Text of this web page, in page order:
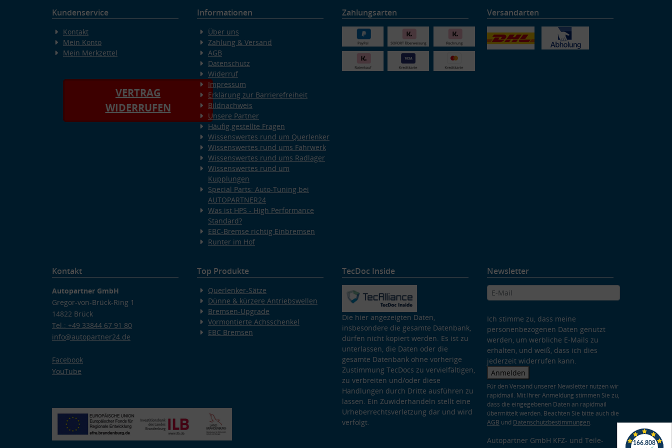
Kundenservice
Kontakt
Mein Konto
Mein Merkzettel
VERTRAG
WIDERRUFEN
Informationen
Über uns
Zahlung & Versand
AGB
Datenschutz
Widerruf
Impressum
Erklärung zur Barrierefreiheit
Bildnachweis
Unsere Partner
Häufig gestellte Fragen
Wissenswertes rund um Querlenker
Wissenswertes rund ums Fahrwerk
Wissenswertes rund ums Radlager
Wissenswertes rund um
Kupplungen
Special Parts: Auto-Tuning bei
AUTOPARTNER24
Was ist HPS - High Performance
Standard?
EBC-Bremse richtig Einbremsen
Runter im Hof
Zahlungsarten Versandarten
Kontakt
Autopartner GmbH
Gregor-von-Brück-Ring 1
14822 Brück
Tel.: +49 33844 67 91 80
info@autopartner24.de
Facebook
YouTube
Top Produkte
Querlenker-Sätze
Dünne & kürzere Antriebswellen
Bremsen-Upgrade
Vormontierte Achsschenkel
EBC Bremsen
TecDoc Inside
Die hier angezeigten Daten,
insbesondere die gesamte Datenbank,
dürfen nicht kopiert werden. Es ist zu
unterlassen, die Daten oder die
gesamte Datenbank ohne vorherige
Zustimmung TecDocs zu vervielfältigen,
zu verbreiten und/oder diese
Handlungen durch Dritte ausführen zu
lassen. Ein Zuwiderhandeln stellt eine
Urheberrechtsverletzung dar und wird
verfolgt.
Newsletter
Ich stimme zu, dass meine
personenbezogenen Daten genutzt
werden, um werbliche E-Mails zu
erhalten, und weiß, dass ich dies
jederzeit widerrufen kann.
Anmelden
Für den Versand unserer Newsletter nutzen wir
rapidmail. Mit Ihrer Anmeldung stimmen Sie zu,
dass die eingegebenen Daten an rapidmail
übermittelt werden. Beachten Sie bitte auch die
AGB und Datenschutzbestimmungen.
Autopartner GmbH KFZ- und Teile-